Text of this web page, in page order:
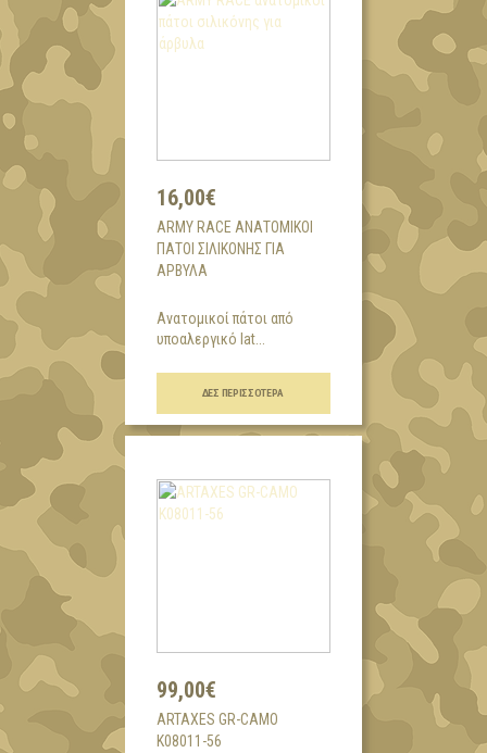
16,00€
ARMY RACE ΑΝΑΤΟΜΙΚΟΊ
ΠΆΤΟΙ ΣΙΛΙΚΌΝΗΣ ΓΙΑ
ΆΡΒΥΛΑ
Ανατομικοί πάτοι από
υποαλεργικό lat...
ΔΕΣ ΠΕΡΙΣΣΌΤΕΡΑ
99,00€
ARTAXES GR-CAMO
K08011-56